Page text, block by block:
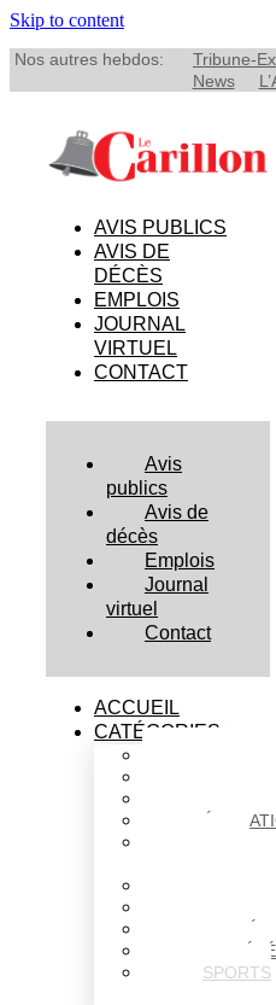
Skip to content
Nos autres hebdos: Tribune-
News
AVIS PUBLICS
AVIS DE
DÉCÈS
EMPLOIS
JOURNAL
VIRTUEL
CONTACT
Avis
publics
Avis de
décès
Emplois
Journal
virtuel
Contact
ACCUEIL
CATÉGORIES
SOCIÉTÉ
SPORTS